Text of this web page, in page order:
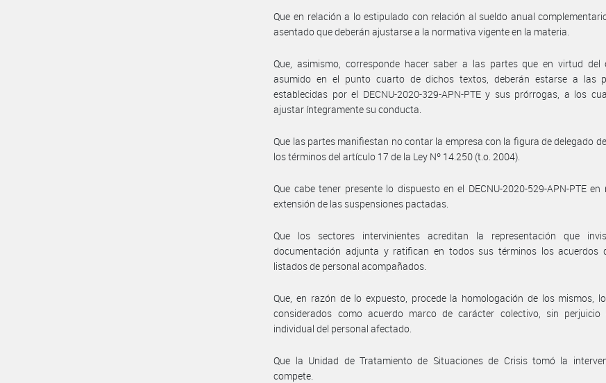
Que en relación a lo estipulado con relación al sueldo anual
asentado que deberán ajustarse a la normativa vigente en la materia.
Que, asimismo, corresponde hacer saber a las partes que en virtud del
asumido en el punto cuarto de dichos textos, deberán estarse a las
establecidas por el DECNU-2020-329-APN-PTE y sus prórrogas, a los
ajustar íntegramente su conducta.
Que las partes manifiestan no contar la empresa con la figura de delegado
los términos del artículo 17 de la Ley Nº 14.250 (t.o. 2004).
Que cabe tener presente lo dispuesto en el DECNU-2020-529-APN-PTE en
extensión de las suspensiones pactadas.
Que los sectores intervinientes acreditan la representación que
documentación adjunta y ratifican en todos sus términos los acuerdos
listados de personal acompañados.
Que, en razón de lo expuesto, procede la homologación de los mismos,
considerados como acuerdo marco de carácter colectivo, sin perjuicio
individual del personal afectado.
Que la Unidad de Tratamiento de Situaciones de Crisis tomó la
compete.